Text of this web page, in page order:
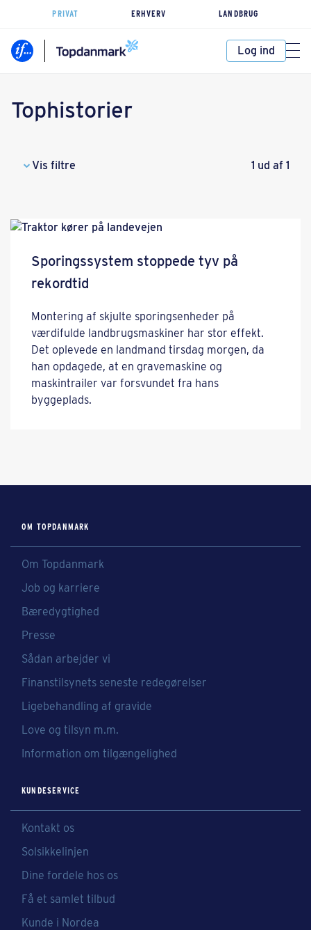
PRIVAT ERHVERV LANDBRUG
Log ind
Tophistorier
Vis filtre 1 ud af 1
Sporingssystem stoppede tyv på
rekordtid
Montering af skjulte sporingsenheder på
værdifulde landbrugsmaskiner har stor effekt.
Det oplevede en landmand tirsdag morgen, da
han opdagede, at en gravemaskine og
maskintrailer var forsvundet fra hans
byggeplads.
OM TOPDANMARK
Om Topdanmark
Job og karriere
Bæredygtighed
Presse
Sådan arbejder vi
Finanstilsynets seneste redegørelser
Ligebehandling af gravide
Love og tilsyn m.m.
Information om tilgængelighed
KUNDESERVICE
Kontakt os
Solsikkelinjen
Dine fordele hos os
Få et samlet tilbud
Kunde i Nordea